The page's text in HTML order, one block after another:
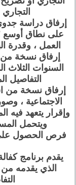
إرفاق دراسة
على نطاق أوسع
العمل ، وقدرة
إرفاق نسخة من
السنوات الثلاث
التفاصيل
إرفاق نسخة من
الاجتماعية ،
وإقرار يتعهد فيه
ويتحمل
فرص الحصول
يقدم برنامج
الذي يقدمه